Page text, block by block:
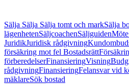
Sälja Sälja Sälja tomt och markSälja
lägenhetenSäljcoachenSäljguiden
JuridikJuridisk rådgivning
försäkring mot fel Bostadsrätt
förberedelserFinansieringVisning
rådgivningFinansieringFelansvar vid
mäklareSök bostad